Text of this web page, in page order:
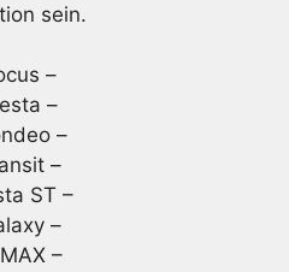
sein.
–
–
–
–
ST –
–
–